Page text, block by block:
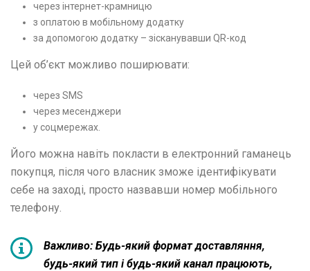
через інтернет-крамницю
з оплатою в мобільному додатку
за допомогою додатку – зісканувавши QR-код
Цей об’єкт можливо поширювати:
через SMS
через месенджери
у соцмережах.
Його можна навіть покласти в електронний гаманець
покупця, після чого власник зможе ідентифікувати
себе на заході, просто назвавши номер мобільного
телефону.
Важливо: Будь-який формат доставляння,
будь-який тип і будь-який канал працюють,